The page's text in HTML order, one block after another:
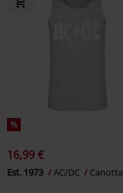
%
16,99 €
Est. 1973 AC/DC Canotta